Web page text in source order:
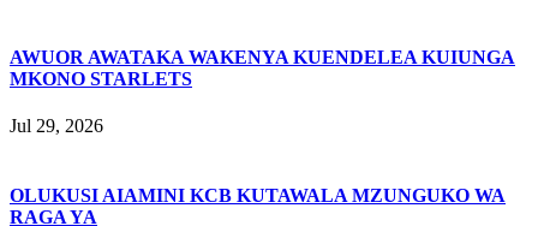
AWUOR AWATAKA WAKENYA KUENDELEA KUIUNGA
MKONO STARLETS
Jul 29, 2026
OLUKUSI AIAMINI KCB KUTAWALA MZUNGUKO WA
RAGA YA